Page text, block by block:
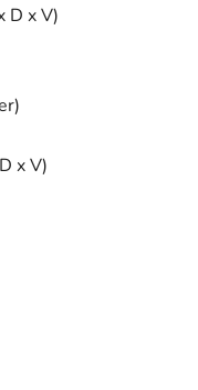
D x V)
x V)